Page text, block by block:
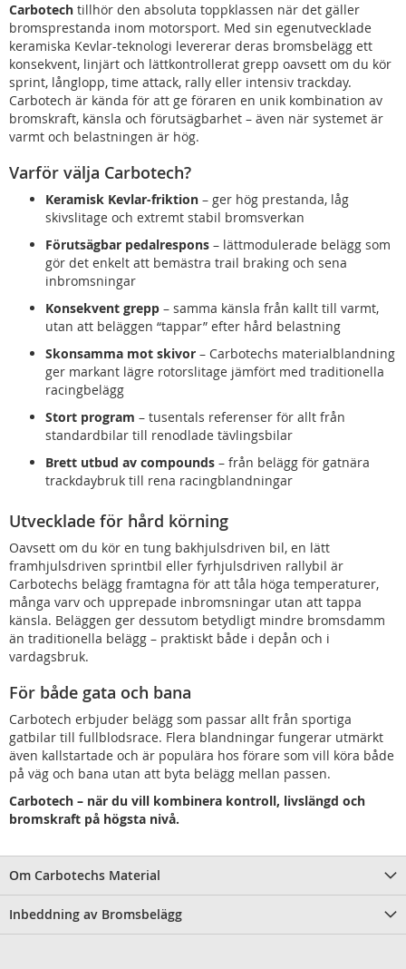
Carbotech tillhör den absoluta toppklassen när det gäller
bromsprestanda inom motorsport. Med sin egenutvecklade
keramiska Kevlar-teknologi levererar deras bromsbelägg ett
konsekvent, linjärt och lättkontrollerat grepp oavsett om du kör
sprint, långlopp, time attack, rally eller intensiv trackday.
Carbotech är kända för att ge föraren en unik kombination av
bromskraft, känsla och förutsägbarhet – även när systemet är
varmt och belastningen är hög.
Varför välja Carbotech?
Keramisk Kevlar-friktion – ger hög prestanda, låg
skivslitage och extremt stabil bromsverkan
Förutsägbar pedalrespons – lättmodulerade belägg som
gör det enkelt att bemästra trail braking och sena
inbromsningar
Konsekvent grepp – samma känsla från kallt till varmt,
utan att beläggen “tappar” efter hård belastning
Skonsamma mot skivor – Carbotechs materialblandning
ger markant lägre rotorslitage jämfört med traditionella
racingbelägg
Stort program – tusentals referenser för allt från
standardbilar till renodlade tävlingsbilar
Brett utbud av compounds – från belägg för gatnära
trackdaybruk till rena racingblandningar
Utvecklade för hård körning
Oavsett om du kör en tung bakhjulsdriven bil, en lätt
framhjulsdriven sprintbil eller fyrhjulsdriven rallybil är
Carbotechs belägg framtagna för att tåla höga temperaturer,
många varv och upprepade inbromsningar utan att tappa
känsla. Beläggen ger dessutom betydligt mindre bromsdamm
än traditionella belägg – praktiskt både i depån och i
vardagsbruk.
För både gata och bana
Carbotech erbjuder belägg som passar allt från sportiga
gatbilar till fullblodsrace. Flera blandningar fungerar utmärkt
även kallstartade och är populära hos förare som vill köra både
på väg och bana utan att byta belägg mellan passen.
Carbotech – när du vill kombinera kontroll, livslängd och
bromskraft på högsta nivå.
Om Carbotechs Material
Inbeddning av Bromsbelägg